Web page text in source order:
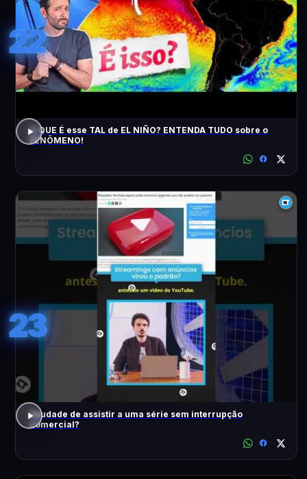
22
O QUE É esse TAL de EL NIÑO? ENTENDA TUDO sobre o
FENÔMENO!
23
Saudade de assistir a uma série sem interrupção
comercial?